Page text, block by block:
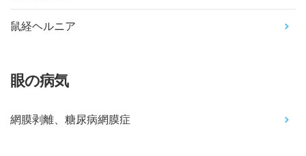
鼠経ヘルニア
眼の病気
網膜剥離、糖尿病網膜症